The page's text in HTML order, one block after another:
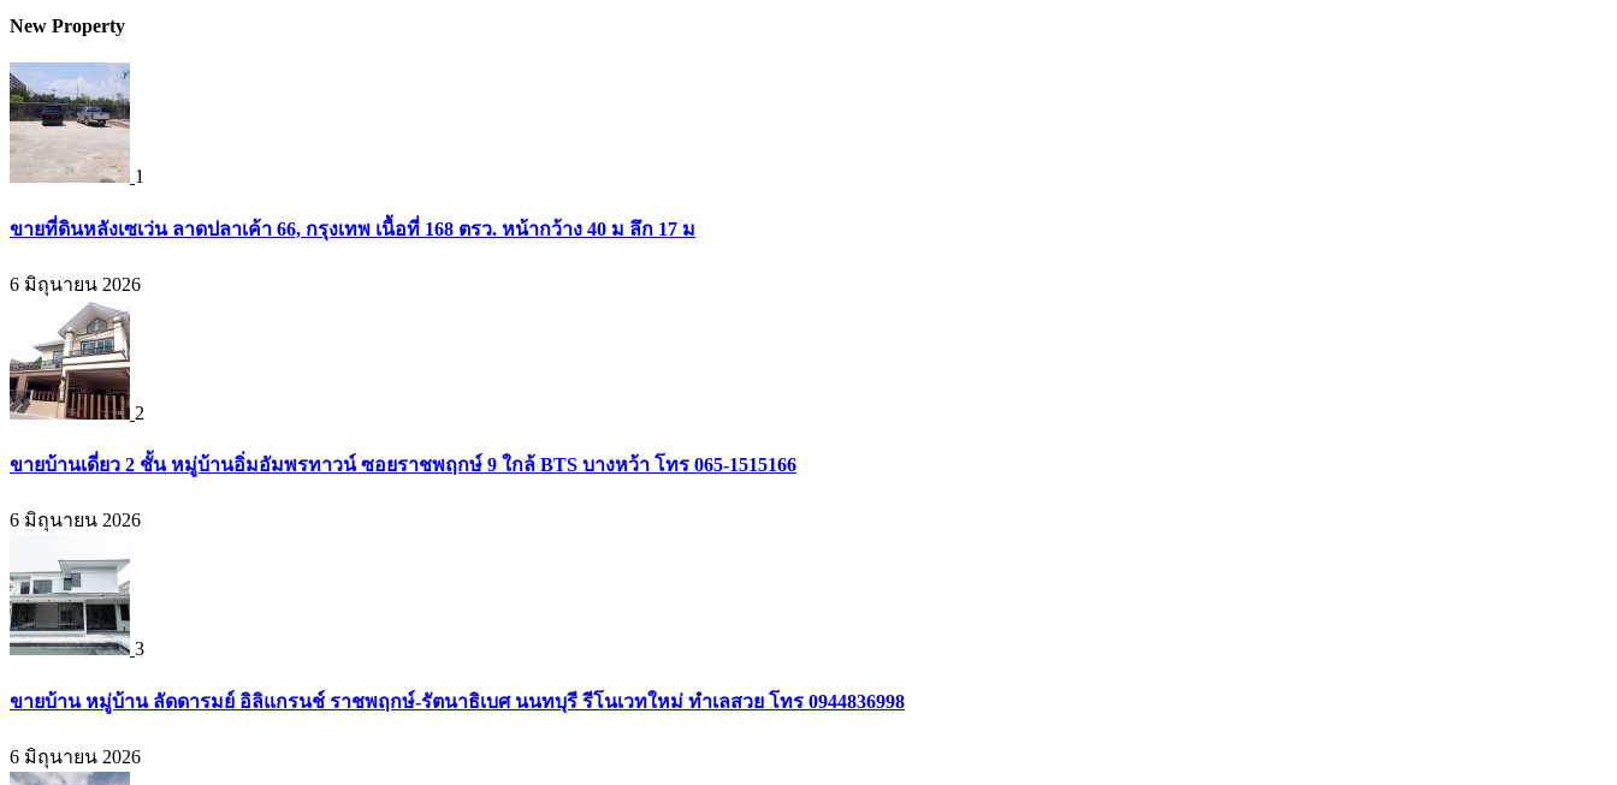
New Property
1
ขายที่ดินหลังเซเว่น ลาดปลาเค้า 66, กรุงเทพ เนื้อที่ 168 ตรว. หน้ากว้าง 40 ม ลึก 17 ม
6 มิถุนายน 2026
2
ขายบ้านเดี่ยว 2 ชั้น หมู่บ้านอิ่มอัมพรทาวน์ ซอยราชพฤกษ์ 9 ใกล้ BTS บางหว้า โทร 065-1515166
6 มิถุนายน 2026
3
ขายบ้าน หมู่บ้าน ลัดดารมย์ อิลิแกรนช์ ราชพฤกษ์-รัตนาธิเบศ นนทบุรี รีโนเวทใหม่ ทำเลสวย โทร 0944836998
6 มิถุนายน 2026